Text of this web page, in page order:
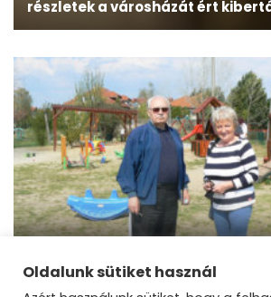
részletek a városházát ért
Játszótér felügyelet működik
Oldalunk sütiket használ